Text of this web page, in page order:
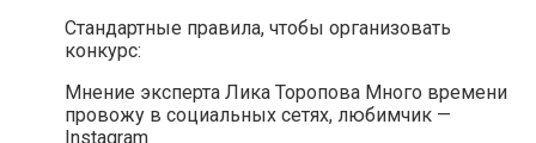
Стандартные правила, чтобы организовать
конкурс:
Мнение эксперта Лика Торопова Много времени
провожу в социальных сетях, любимчик —
Instagram